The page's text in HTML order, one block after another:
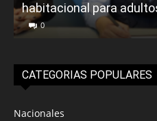
habitacional para
0
CATEGORIAS POPULARES
Nacionales